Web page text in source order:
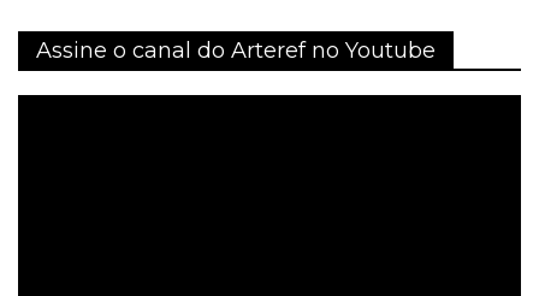
Assine o canal do Arteref no Youtube